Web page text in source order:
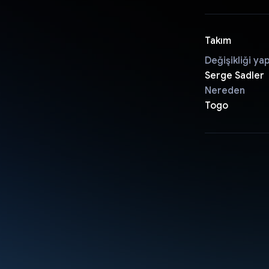
Takım
Değişikliği
Serge Sadler
Nereden
Togo